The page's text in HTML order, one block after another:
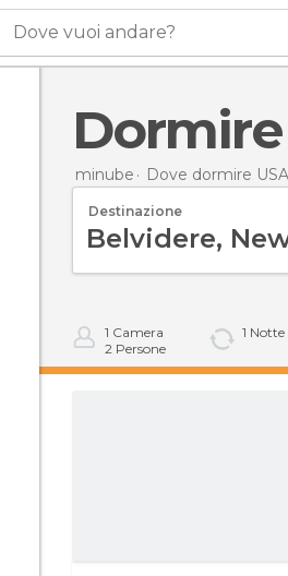
Dove vuoi andare?
minube Dove dormire USA
Destinazione
1 Camera
2 Persone
1 Notte